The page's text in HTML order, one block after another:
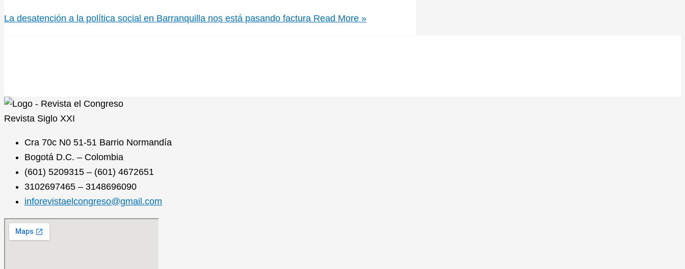
La desatención a la política social en Barranquilla nos está pasando factura Read More »
Revista Siglo XXI
Cra 70c N0 51-51 Barrio Normandía
Bogotá D.C. – Colombia
(601) 5209315 – (601) 4672651
3102697465 – 3148696090
inforevistaelcongreso@gmail.com